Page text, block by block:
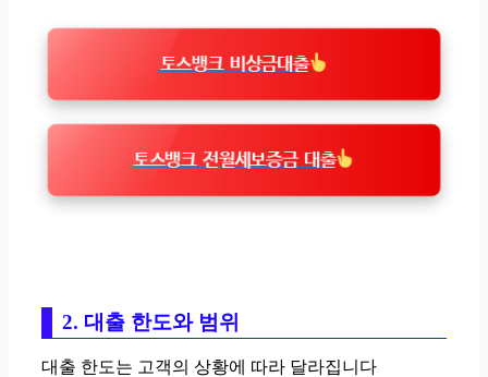
토스뱅크 비상금대출
토스뱅크 전월세보증금 대출
2. 대출 한도와 범위
대출 한도는 고객의 상황에 따라 달라집니다